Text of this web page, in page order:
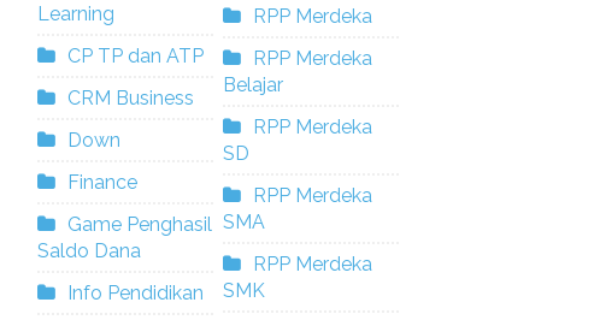
Learning
CP TP dan ATP
CRM Business
Down
Finance
Game Penghasil
Saldo Dana
Info Pendidikan
RPP Merdeka
RPP Merdeka
Belajar
RPP Merdeka
SD
RPP Merdeka
SMA
RPP Merdeka
SMK